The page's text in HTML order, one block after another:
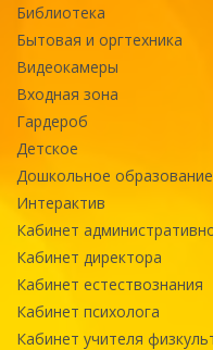
Библиотека
Бытовая и оргтехника
Видеокамеры
Входная зона
Гардероб
Детское
Дошкольное образование
Интерактив
Кабинет
Кабинет директора
Кабинет естествознания
Кабинет психолога
Кабинет учителя